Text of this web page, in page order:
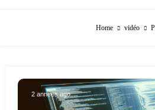
Home vidéo
2 années ago